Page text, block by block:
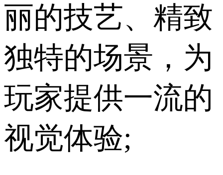
丽的技艺、精致
独特的场景，为
玩家提供一流的
视觉体验;